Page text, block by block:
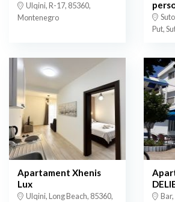
Ulqini, R-17, 85360,
Montenegro
Put,
Apartament Xhenis
Lux
Ulqini, Long Beach, 85360,